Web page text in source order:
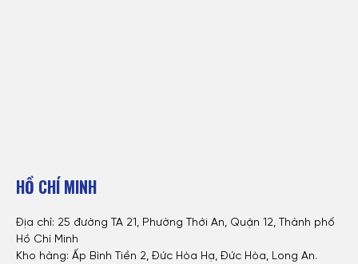
HỒ CHÍ MINH
Địa chỉ: 25 đường TA 21, Phường Thới An, Quận 12, Thành phố
Hồ Chí Minh
Kho hàng: Ấp Bình Tiền 2, Đức Hòa Hạ, Đức Hòa, Long An.